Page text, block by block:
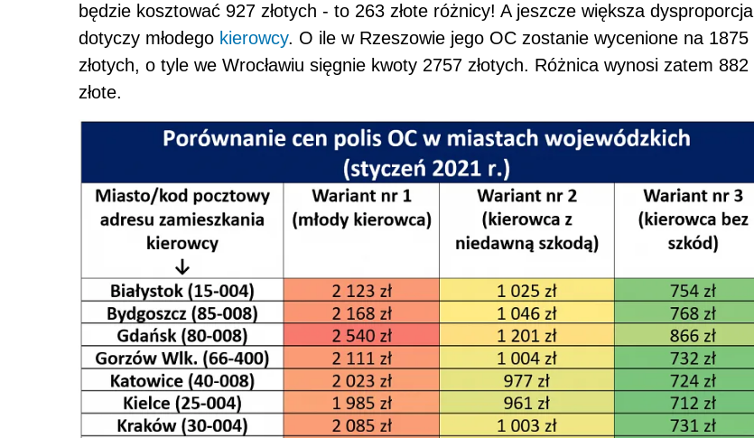
będzie kosztować 927 złotych - to 263 złote różnicy! A jeszcze większa dysproporcja
dotyczy młodego kierowcy. O ile w Rzeszowie jego OC zostanie wycenione na 1875
złotych, o tyle we Wrocławiu sięgnie kwoty 2757 złotych. Różnica wynosi zatem 882
złote.